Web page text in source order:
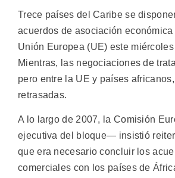
Trece países del Caribe se
acuerdos de asociación económica
Unión Europea (UE) este
Mientras, las negociaciones de
pero entre la UE y países
retrasadas.
A lo largo de 2007, la Comisión
ejecutiva del bloque— insistió
que era necesario concluir los
comerciales con los países de